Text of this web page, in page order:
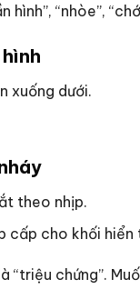
“nhòe”,
xuống dưới.
theo nhịp.
cấp cho khối
chứng”.